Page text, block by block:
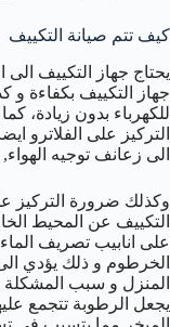
كيف تتم صيانة التكييف
يحتاج جهاز التكييف
جهاز التكييف بكفاءة
للكهرباء بدون زيادة،
التركيز على الفلاترو
الى زعانف توجيه الهواء,
وكذلك ضرورة التركيز
التكييف عن المحيط
على انابيب تصريف
الخرطوم و ذلك يؤدي
المنزل و سبب
يجعل الرطوبة تتجمع